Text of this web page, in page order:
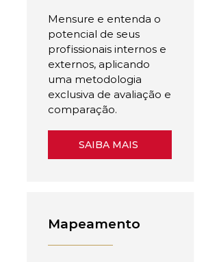
Mensure e entenda o
potencial de seus
profissionais internos e
externos, aplicando
uma metodologia
exclusiva de avaliação e
comparação.
SAIBA MAIS
Mapeamento